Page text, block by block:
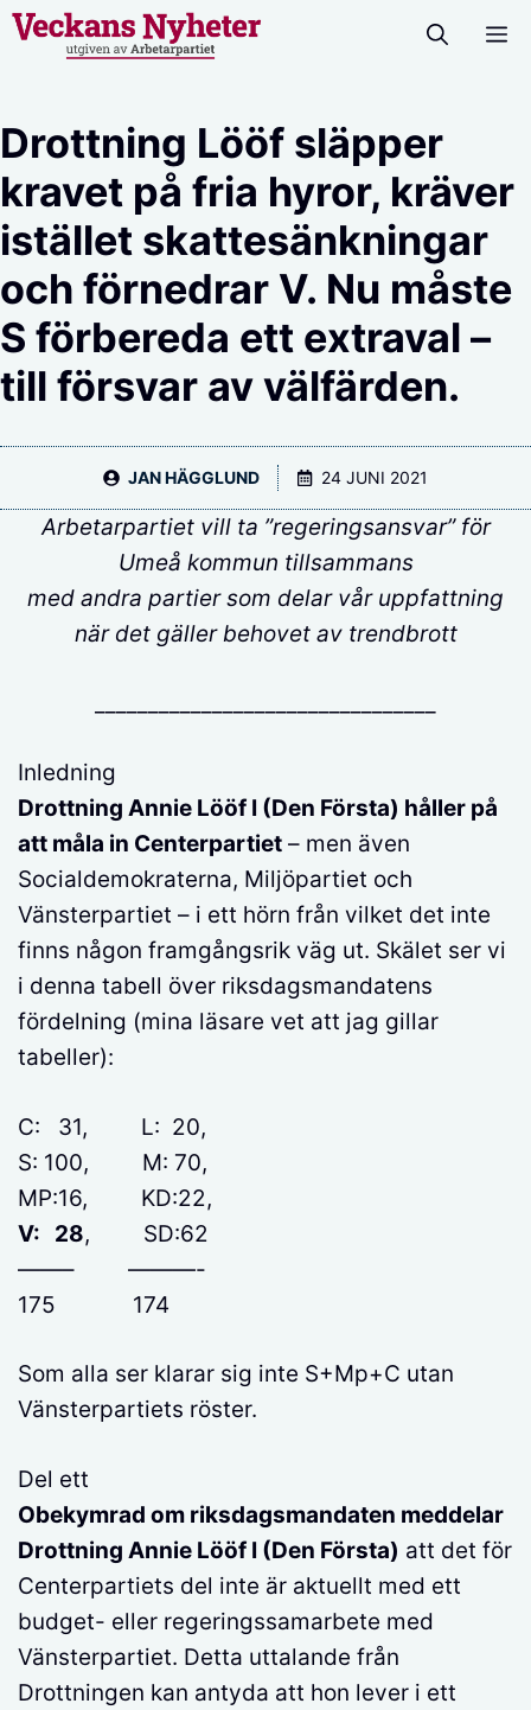
Hoppa
Drottning Lööf släpper
kravet på fria hyror, kräver
istället skattesänkningar
och förnedrar V. Nu måste
S förbereda ett extraval –
till försvar av välfärden.
JAN HÄGGLUND 24 JUNI 2021
Arbetarpartiet vill ta ”regeringsansvar” för
Umeå kommun tillsammans
med andra partier som delar vår uppfattning
när det gäller behovet av trendbrott
Inledning
Drottning Annie Lööf I (Den Första) håller på
att måla in Centerpartiet – men även
Socialdemokraterna, Miljöpartiet och
Vänsterpartiet – i ett hörn från vilket det inte
finns någon framgångsrik väg ut. Skälet ser vi
i denna tabell över riksdagsmandatens
fördelning (mina läsare vet att jag gillar
tabeller):
C: 31, L: 20,
S: 100, M: 70,
MP:16, KD:22,
V: 28, SD:62
——– ———-
175 174
Som alla ser klarar sig inte S+Mp+C utan
Vänsterpartiets röster.
Del ett
Obekymrad om riksdagsmandaten meddelar
Drottning Annie Lööf I (Den Första) att det för
Centerpartiets del inte är aktuellt med ett
budget- eller regeringssamarbete med
Vänsterpartiet. Detta uttalande från
Drottningen kan antyda att hon lever i ett